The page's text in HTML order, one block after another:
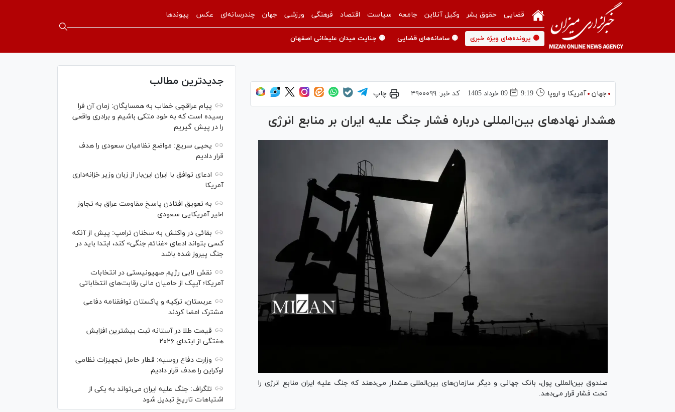
قضایی حقوق بشر وکیل آنلاین جامعه سیاست اقتصاد فرهنگی ورزشی جهان چندرسانه‌ای عکس پیوندها
🟡 پرونده‌های ویژه خبری 🟡 سامانه‌های قضایی 🟡 جنایت میدان علیخانی اصفهان
جهان آمریکا و اروپا 9:19 09 خرداد 1405 کد خبر: ۴۹۰۰۰۹۹ چاپ
هشدار نهادهای بین‌المللی درباره فشار جنگ علیه ایران بر منابع انرژی
صندوق بین‌المللی پول، بانک جهانی و دیگر سازمان‌های بین‌المللی هشدار می‌دهند که جنگ علیه ایران منابع انرژی را
تحت فشار قرار می‌دهد.
جدیدترین مطالب
پیام عراقچی خطاب به همسایگان: زمان آن فرا
رسیده است که به خود متکی باشیم و برادری واقعی
را در پیش گیریم
یحیی سریع: مواضع نظامیان سعودی را هدف
قرار دادیم
ادعای توافق با ایران این‌بار از زبان وزیر خزانه‌داری
آمریکا
به تعویق افتادن پاسخ مقاومت عراق به تجاوز
اخیر آمریکایی سعودی
بقائی در واکنش به سخنان ترامپ: پیش از آنکه
کسی بتواند ادعای «غنائم جنگی» کند، ابتدا باید در
جنگ پیروز شده باشد
نقش لابی رژیم صهیونیستی در انتخابات
آمریکا؛ آیپک از حامیان مالی رقابت‌های انتخاباتی
عربستان، ترکیه و پاکستان توافقنامه دفاعی
مشترک امضا کردند
قیمت طلا در آستانه ثبت بیشترین افزایش
هفتگی از ابتدای ۲۰۲۶
وزارت دفاع روسیه: قطار حامل تجهیزات نظامی
اوکراین را هدف قرار دادیم
تلگراف: جنگ علیه ایران می‌تواند به یکی از
اشتباهات تاریخ تبدیل شود